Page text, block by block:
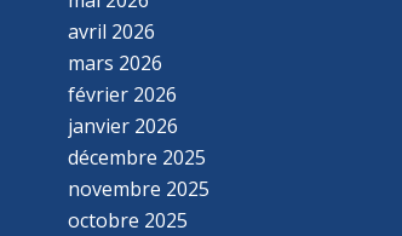
avril 2026
mars 2026
février 2026
janvier 2026
décembre 2025
novembre 2025
octobre 2025